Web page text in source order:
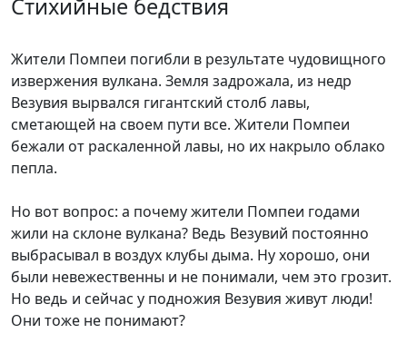
Стихийные бедствия
Жители Помпеи погибли в результате чудовищного
извержения вулкана. Земля задрожала, из недр
Везувия вырвался гигантский столб лавы,
сметающей на своем пути все. Жители Помпеи
бежали от раскаленной лавы, но их накрыло облако
пепла.
Но вот вопрос: а почему жители Помпеи годами
жили на склоне вулкана? Ведь Везувий постоянно
выбрасывал в воздух клубы дыма. Ну хорошо, они
были невежественны и не понимали, чем это грозит.
Но ведь и сейчас у подножия Везувия живут люди!
Они тоже не понимают?